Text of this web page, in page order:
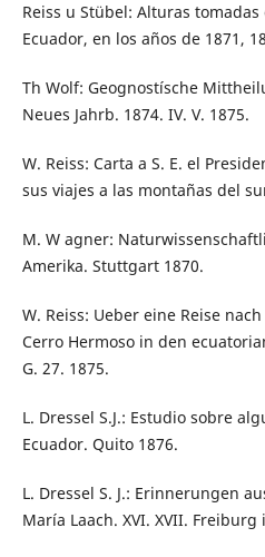
Reiss u Stübel: Alturas
Ecuador, en los años de 1871,
Th Wolf: Geognostísche
Neues Jahrb. 1874. IV. V. 1875.
W. Reiss: Carta a S. E. el
sus viajes a las montañas del
M. W agner:
Amerika. Stuttgart 1870.
W. Reiss: Ueber eine Reise
Cerro Hermoso in den
G. 27. 1875.
L. Dressel S.J.: Estudio sobre
Ecuador. Quito 1876.
L. Dressel S. J.: Erinnerungen
María Laach. XVI. XVII. Freiburg